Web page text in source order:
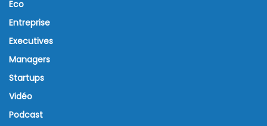
Eco
Entreprise
Executives
Managers
Startups
Vidéo
Podcast